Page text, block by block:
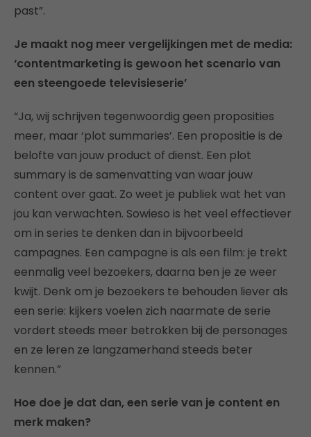
past”.
Je maakt nog meer vergelijkingen met de media:
‘contentmarketing is gewoon het scenario van
een steengoede televisieserie’
“Ja, wij schrijven tegenwoordig geen proposities
meer, maar ‘plot summaries’. Een propositie is de
belofte van jouw product of dienst. Een plot
summary is de samenvatting van waar jouw
content over gaat. Zo weet je publiek wat het van
jou kan verwachten. Sowieso is het veel effectiever
om in series te denken dan in bijvoorbeeld
campagnes. Een campagne is als een film: je trekt
eenmalig veel bezoekers, daarna ben je ze weer
kwijt. Denk om je bezoekers te behouden liever als
een serie: kijkers voelen zich naarmate de serie
vordert steeds meer betrokken bij de personages
en ze leren ze langzamerhand steeds beter
kennen.”
Hoe doe je dat dan, een serie van je content en
merk maken?